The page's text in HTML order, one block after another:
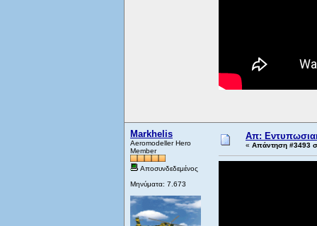
Markhelis
Aeromodeller Hero
Member
Αποσυνδεδεμένος
Μηνύματα: 7.673
Απ:
« Απάντηση #3493